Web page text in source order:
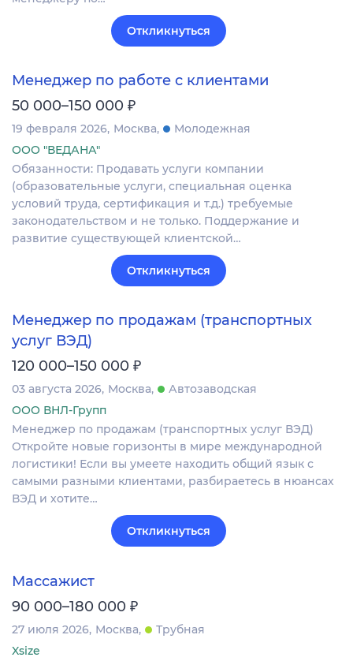
Откликнуться
Менеджер по работе с клиентами
50 000–150 000 ₽
19 февраля 2026 Москва
Молодежная
ООО "ВЕДАНА"
Обязанности: Продавать услуги компании
(образовательные услуги, специальная оценка
условий труда, сертификация и т.д.) требуемые
законодательством и не только. Поддержание и
развитие существующей клиентской…
Откликнуться
Менеджер по продажам (транспортных
услуг ВЭД)
120 000–150 000 ₽
03 августа 2026 Москва
Автозаводская
ООО ВНЛ-Групп
Менеджер по продажам (транспортных услуг ВЭД)
Откройте новые горизонты в мире международной
логистики! Если вы умеете находить общий язык с
самыми разными клиентами, разбираетесь в нюансах
ВЭД и хотите…
Откликнуться
Массажист
90 000–180 000 ₽
27 июля 2026 Москва
Трубная
Xsize